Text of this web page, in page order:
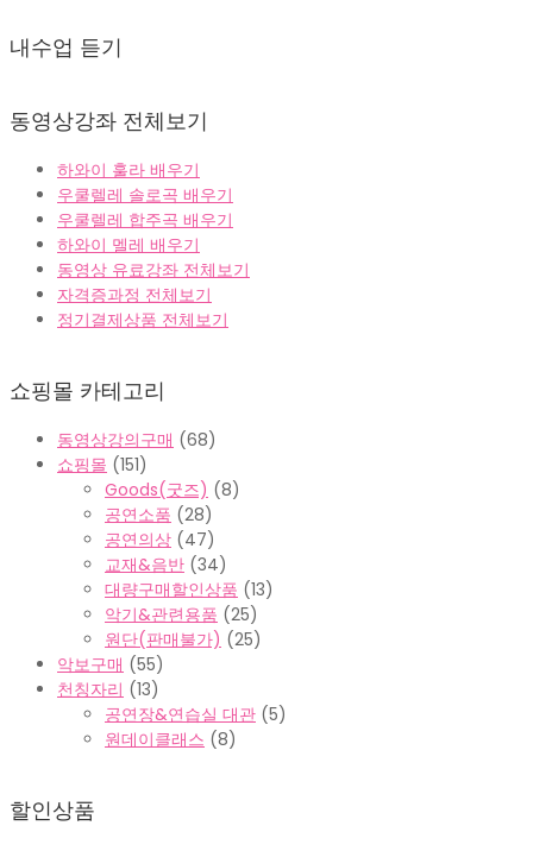
02-
내수업 듣기
동영상강좌 전체보기
하와이 훌라 배우기
우쿨렐레 솔로곡 배우기
우쿨렐레 합주곡 배우기
하와이 멜레 배우기
동영상 유료강좌 전체보기
자격증과정 전체보기
정기결제상품 전체보기
쇼핑몰 카테고리
동영상강의구매 (68)
쇼핑몰 (151)
Goods(굿즈) (8)
공연소품 (28)
공연의상 (47)
교재&음반 (34)
대량구매할인상품 (13)
악기&관련용품 (25)
원단(판매불가) (25)
악보구매 (55)
천칭자리 (13)
공연장&연습실 대관 (5)
원데이클래스 (8)
할인상품